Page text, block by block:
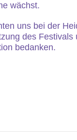
wächst.
uns bei der
des
bedanken.